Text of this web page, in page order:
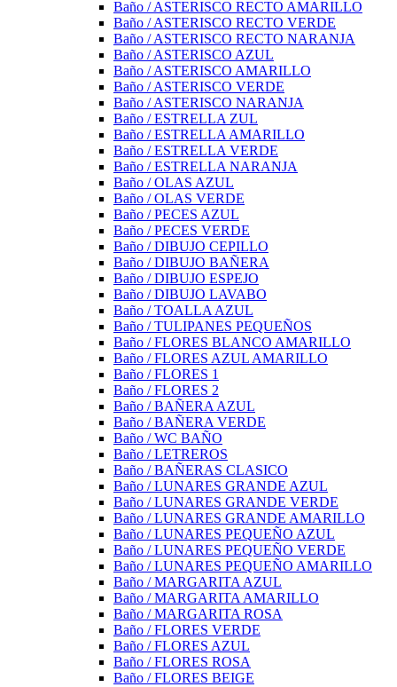
Baño / ASTERISCO RECTO AMARILLO
Baño / ASTERISCO RECTO VERDE
Baño / ASTERISCO RECTO NARANJA
Baño / ASTERISCO AZUL
Baño / ASTERISCO AMARILLO
Baño / ASTERISCO VERDE
Baño / ASTERISCO NARANJA
Baño / ESTRELLA ZUL
Baño / ESTRELLA AMARILLO
Baño / ESTRELLA VERDE
Baño / ESTRELLA NARANJA
Baño / OLAS AZUL
Baño / OLAS VERDE
Baño / PECES AZUL
Baño / PECES VERDE
Baño / DIBUJO CEPILLO
Baño / DIBUJO BAÑERA
Baño / DIBUJO ESPEJO
Baño / DIBUJO LAVABO
Baño / TOALLA AZUL
Baño / TULIPANES PEQUEÑOS
Baño / FLORES BLANCO AMARILLO
Baño / FLORES AZUL AMARILLO
Baño / FLORES 1
Baño / FLORES 2
Baño / BAÑERA AZUL
Baño / BAÑERA VERDE
Baño / WC BAÑO
Baño / LETREROS
Baño / BAÑERAS CLASICO
Baño / LUNARES GRANDE AZUL
Baño / LUNARES GRANDE VERDE
Baño / LUNARES GRANDE AMARILLO
Baño / LUNARES PEQUEÑO AZUL
Baño / LUNARES PEQUEÑO VERDE
Baño / LUNARES PEQUEÑO AMARILLO
Baño / MARGARITA AZUL
Baño / MARGARITA AMARILLO
Baño / MARGARITA ROSA
Baño / FLORES VERDE
Baño / FLORES AZUL
Baño / FLORES ROSA
Baño / FLORES BEIGE